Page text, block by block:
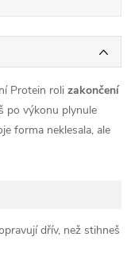
Protein roli zakončení
po výkonu plynule
forma neklesala, ale
dřív, než stihneš